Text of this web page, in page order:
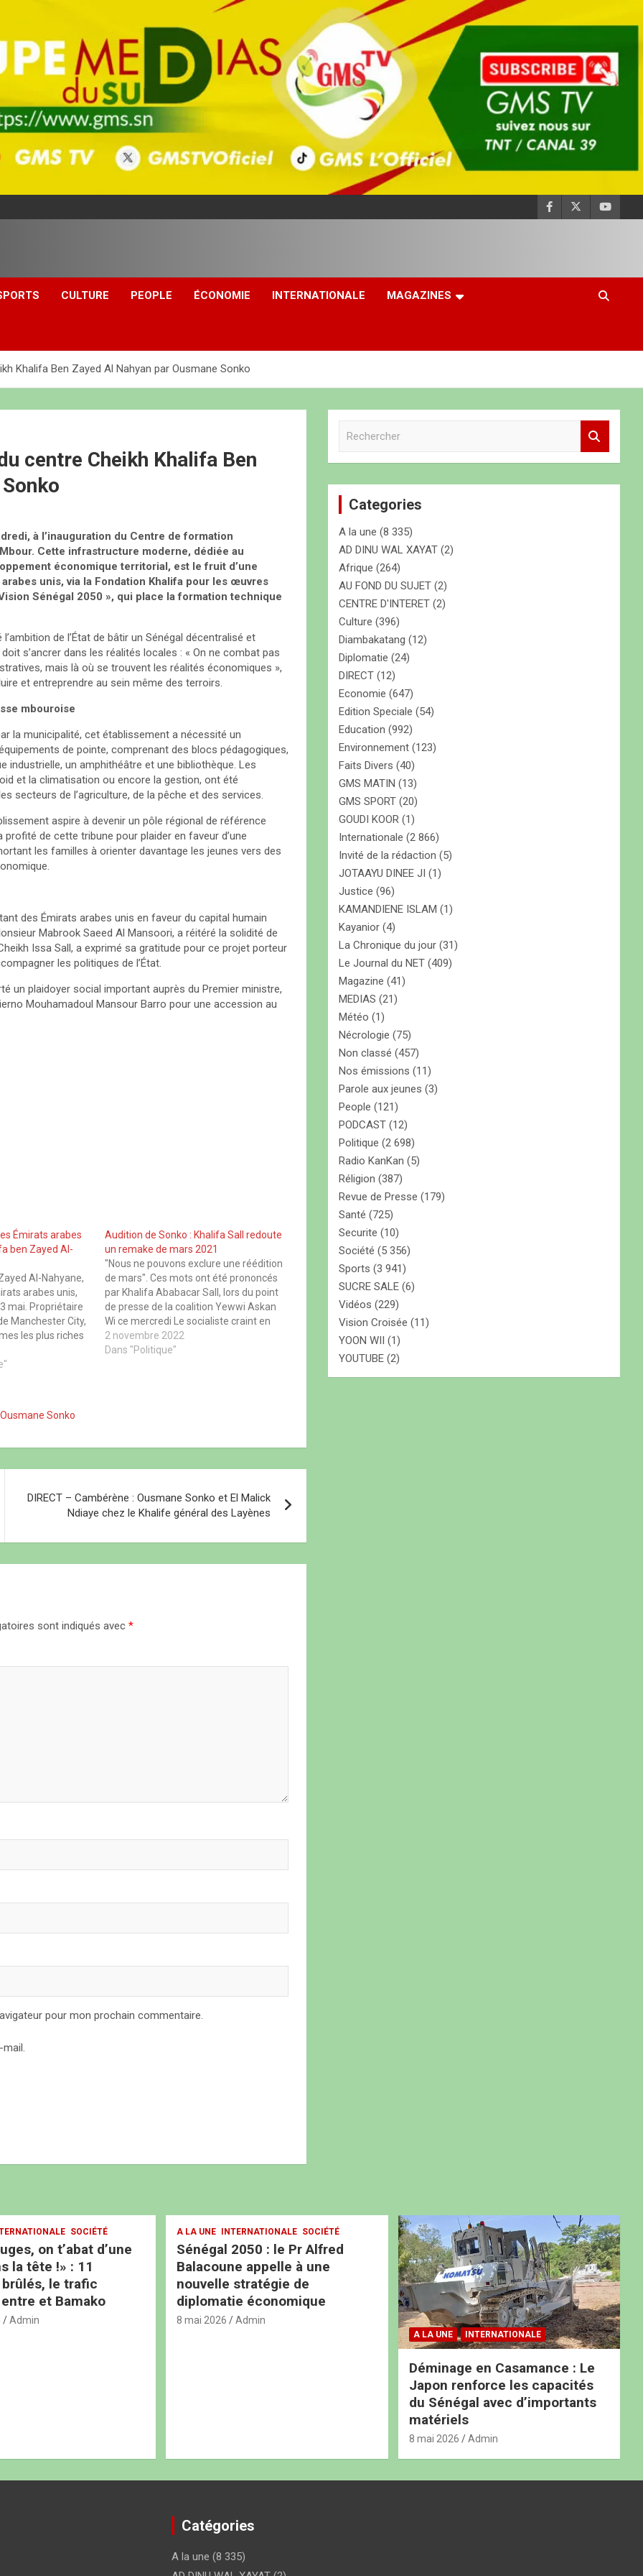
CULTURE PEOPLE ÉCONOMIE INTERNATIONALE MAGAZINES
Khalifa Ben Zayed Al Nahyan par Ousmane Sonko
centre Cheikh Khalifa Ben
à l’inauguration du Centre de formation
Cette infrastructure moderne, dédiée au
économique territorial, est le fruit d’une
unis, via la Fondation Khalifa pour les œuvres
Sénégal 2050 », qui place la formation technique
de l’État de bâtir un Sénégal décentralisé et
s’ancrer dans les réalités locales : « On ne combat pas
mais là où se trouvent les réalités économiques »,
et entreprendre au sein même des terroirs.
mbouroise
la municipalité, cet établissement a nécessité un
de pointe, comprenant des blocs pédagogiques,
industrielle, un amphithéâtre et une bibliothèque. Les
et la climatisation ou encore la gestion, ont été
secteurs de l’agriculture, de la pêche et des services.
aspire à devenir un pôle régional de référence
de cette tribune pour plaider en faveur d’une
les familles à orienter davantage les jeunes vers des
des Émirats arabes unis en faveur du capital humain
Mabrook Saeed Al Mansoori, a réitéré la solidité de
Issa Sall, a exprimé sa gratitude pour ce projet porteur
les politiques de l’État.
un plaidoyer social important auprès du Premier ministre,
Mouhamadoul Mansour Barro pour une accession au
Émirats arabes
ben Zayed Al-
Al-Nahyane,
arabes unis,
mai. Propriétaire
Manchester City,
les plus riches
ben Zayed
des Émirats
Audition de Sonko : Khalifa Sall redoute
un remake de mars 2021
"Nous ne pouvons exclure une réédition
de mars". Ces mots ont été prononcés
par Khalifa Ababacar Sall, lors du point
de presse de la coalition Yewwi Askan
Wi ce mercredi Le socialiste craint en
effet le pire pour ce jeudi 03 novembre,
jour de convocation de Ousmane
2 novembre 2022
Dans "Politique"
Ousmane Sonko
DIRECT – Cambérène : Ousmane Sonko et El Malick
Ndiaye chez le Khalife général des Layènes
sont indiqués avec *
pour mon prochain commentaire.
e
c
h
e
r
Categories
A la une (8 335)
AD DINU WAL XAYAT (2)
Afrique (264)
AU FOND DU SUJET (2)
CENTRE D'INTERET (2)
Culture (396)
Diambakatang (12)
Diplomatie (24)
DIRECT (12)
Economie (647)
Edition Speciale (54)
Education (992)
Environnement (123)
Faits Divers (40)
GMS MATIN (13)
GMS SPORT (20)
GOUDI KOOR (1)
Internationale (2 866)
Invité de la rédaction (5)
JOTAAYU DINEE JI (1)
Justice (96)
KAMANDIENE ISLAM (1)
Kayanior (4)
La Chronique du jour (31)
Le Journal du NET (409)
Magazine (41)
MEDIAS (21)
Météo (1)
Nécrologie (75)
Non classé (457)
Nos émissions (11)
Parole aux jeunes (3)
People (121)
PODCAST (12)
Politique (2 698)
Radio KanKan (5)
Réligion (387)
Revue de Presse (179)
Santé (725)
Securite (10)
Société (5 356)
Sports (3 941)
SUCRE SALE (6)
Vidéos (229)
Vision Croisée (11)
YOON WII (1)
YOUTUBE (2)
SOCIÉTÉ
on t’abat d’une
la tête !» : 11
le trafic
et Bamako
Admin
A LA UNE INTERNATIONALE SOCIÉTÉ
Sénégal 2050 : le Pr Alfred
Balacoune appelle à une
nouvelle stratégie de
diplomatie économique
8 mai 2026 Admin
A LA UNE INTERNATIONALE
Déminage en Casamance : Le
Japon renforce les capacités
du Sénégal avec d’importants
matériels
8 mai 2026 Admin
Catégories
A la une (8 335)